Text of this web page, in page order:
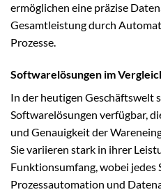
ermöglichen eine präzise
Gesamtleistung durch
Prozesse.
Softwarelösungen im
In der heutigen Geschäftswelt
Softwarelösungen verfügbar,
und Genauigkeit der
Sie variieren stark in ihrer
Funktionsumfang, wobei jedes
Prozessautomation und